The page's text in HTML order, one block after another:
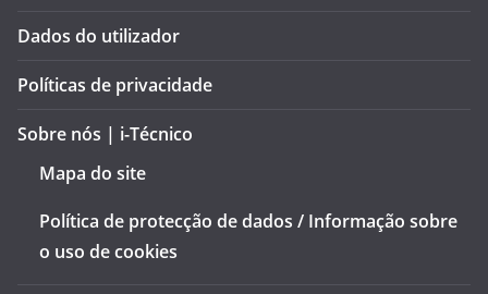
Dados do utilizador
Políticas de privacidade
Sobre nós | i-Técnico
Mapa do site
Política de protecção de dados / Informação sobre
o uso de cookies